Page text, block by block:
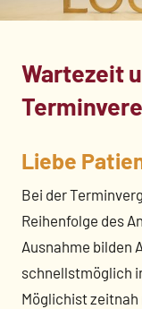
Wartezeit
Liebe
Bei der
Reihenfolge des
Ausnahme bilden
schnellstmöglich
Möglichist zeitnah